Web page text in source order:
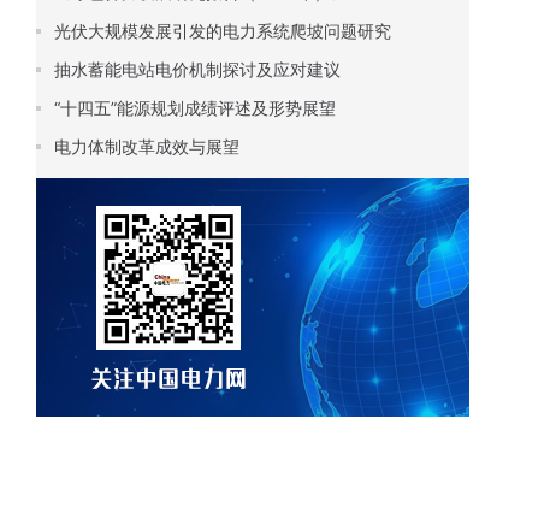
光伏大规模发展引发的电力系统爬坡问题研究
抽水蓄能电站电价机制探讨及应对建议
“十四五”能源规划成绩评述及形势展望
电力体制改革成效与展望